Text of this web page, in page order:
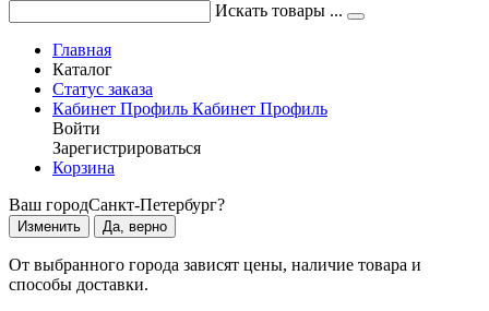
Искать товары ...
Главная
Каталог
Статус заказа
Кабинет Профиль Кабинет Профиль
Войти
Зарегистрироваться
Корзина
Ваш городСанкт-Петербург?
Изменить Да, верно
От выбранного города зависят цены, наличие товара и
способы доставки.